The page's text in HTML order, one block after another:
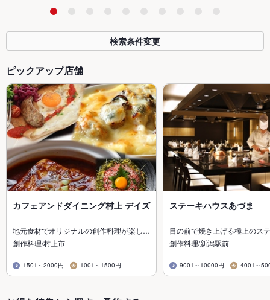
検索条件変更
ピックアップ店舗
カフェアンドダイニング村上 デイズ
地元食材でオリジナルの創作料理が楽し…
創作料理/村上市
1501～2000円 1001～1500円
ステーキハウスあづま
目の前で焼き上げる極上のス
創作料理/新潟駅前
9001～10000円 4001～